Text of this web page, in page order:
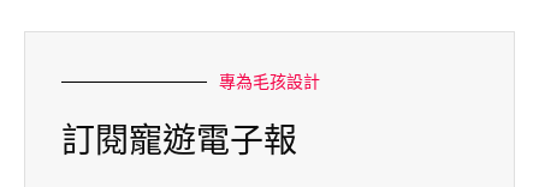
專為毛孩設計
訂閱寵遊電子報